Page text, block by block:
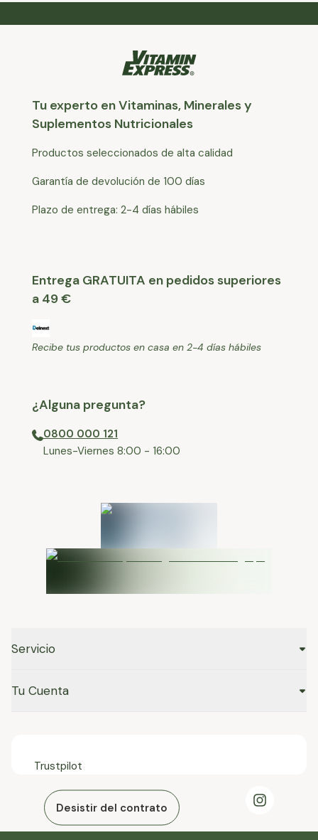
Tu experto en Vitaminas, Minerales y
Suplementos Nutricionales
Productos seleccionados de alta calidad
Garantía de devolución de 100 días
Plazo de entrega: 2-4 días hábiles
Entrega GRATUITA en pedidos superiores
a 49 €
Recibe tus productos en casa en 2-4 días hábiles
¿Alguna pregunta?
0800 000 121
⁠Lunes-Viernes 8:00 - 16:00
Servicio
Tu Cuenta
Trustpilot
Desistir del contrato